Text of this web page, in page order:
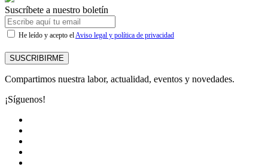
Suscríbete a nuestro boletín
He leído y acepto elAviso legal y política de privacidad
SUSCRIBIRME
Compartimos nuestra labor, actualidad, eventos y novedades.
¡Síguenos!